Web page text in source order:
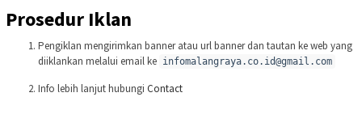
Prosedur Iklan
Pengiklan mengirimkan banner atau url banner dan tautan ke web yang
diiklankan melalui email ke infomalangraya.co.id@gmail.com
Info lebih lanjut hubungi Contact